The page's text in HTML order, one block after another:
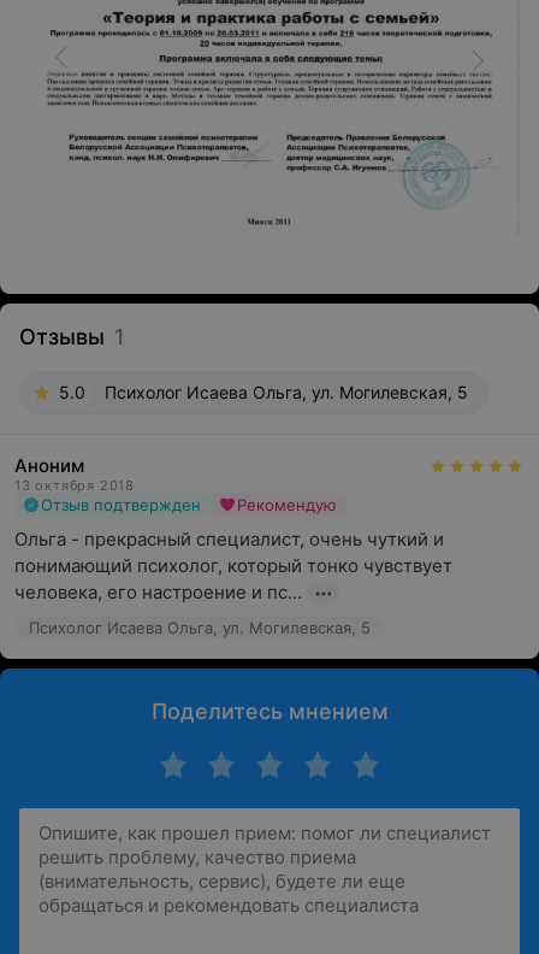
Отзывы 1
5.0 Психолог Исаева Ольга, ул. Могилевская, 5
Аноним
13 октября 2018
Отзыв подтвержден Рекомендую
Ольга - прекрасный специалист, очень чуткий и
понимающий психолог, который тонко чувствует
человека, его настроение и пс...
Психолог Исаева Ольга, ул. Могилевская, 5
Поделитесь мнением